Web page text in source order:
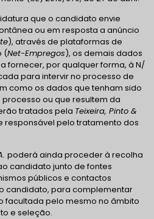
que o candidato envie
ou em resposta a anúncio
), através de plataformas de
(Net-Empregos), os demais dados
fornecer, por qualquer forma, à N/
para intervir no processo de
como os dados que tenham sido
ou que resultem da
tratados pela Teixeira, Pinto &
responsável pelo tratamento dos
poderá ainda proceder à recolha
candidato junto de fontes
públicos e contactos
candidato, para complementar
facultada pelo mesmo no âmbito
e seleção.